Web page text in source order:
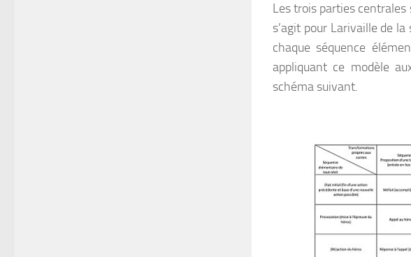
Les trois parties
s’agit pour Larivaille de
chaque séquence
appliquant ce modèle
schéma suivant.